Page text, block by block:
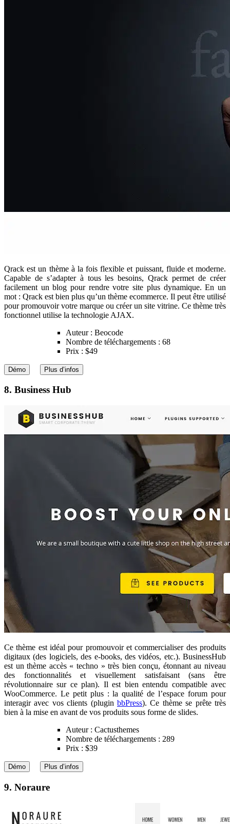
Qrack est un thème à la fois flexible et puissant, fluide et moderne.
Capable de s’adapter à tous les besoins, Qrack permet de créer
facilement un blog pour rendre votre site plus dynamique. En un
mot : Qrack est bien plus qu’un thème ecommerce. Il peut être utilisé
pour promouvoir votre marque ou créer un site vitrine. Ce thème très
fonctionnel utilise la technologie AJAX.
Auteur : Beocode
Nombre de téléchargements : 68
Prix : $49
Démo Plus d’infos
8. Business Hub
Ce thème est idéal pour promouvoir et commercialiser des produits
digitaux (des logiciels, des e-books, des vidéos, etc.). BusinessHub
est un thème accès « techno » très bien conçu, étonnant au niveau
des fonctionnalités et visuellement satisfaisant (sans être
révolutionnaire sur ce plan). Il est bien entendu compatible avec
WooCommerce. Le petit plus : la qualité de l’espace forum pour
interagir avec vos clients (plugin bbPress). Ce thème se prête très
bien à la mise en avant de vos produits sous forme de slides.
Auteur : Cactusthemes
Nombre de téléchargements : 289
Prix : $39
Démo Plus d’infos
9. Noraure